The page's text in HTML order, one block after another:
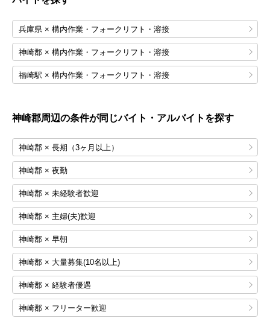
兵庫県 × 構内作業・フォークリフト・溶接
神崎郡 × 構内作業・フォークリフト・溶接
福崎駅 × 構内作業・フォークリフト・溶接
神崎郡周辺の条件が同じバイト・アルバイトを探す
神崎郡 × 長期（3ヶ月以上）
神崎郡 × 夜勤
神崎郡 × 未経験者歓迎
神崎郡 × 主婦(夫)歓迎
神崎郡 × 早朝
神崎郡 × 大量募集(10名以上)
神崎郡 × 経験者優遇
神崎郡 × フリーター歓迎